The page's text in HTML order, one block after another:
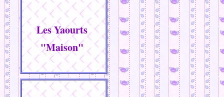
Les Yaourts
"maison"